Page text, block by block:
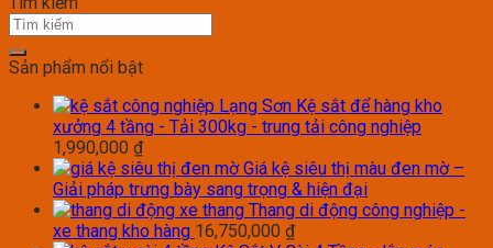
Sản phẩm nổi bật
Kệ sắt để hàng kho
xưởng 4 tầng - Tải 300kg - trung tải công nghiệp
1,990,000 ₫
Giá kệ siêu thị màu đen mờ –
Giải pháp trưng bày sang trọng & hiện đại
Thang di động công nghiệp -
xe thang kho hàng 16,750,000 ₫